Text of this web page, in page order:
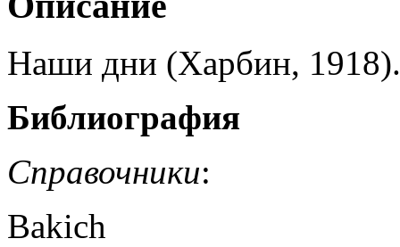
Наши дни (Харбин, 1918).
Библиография
Справочники:
Bakich